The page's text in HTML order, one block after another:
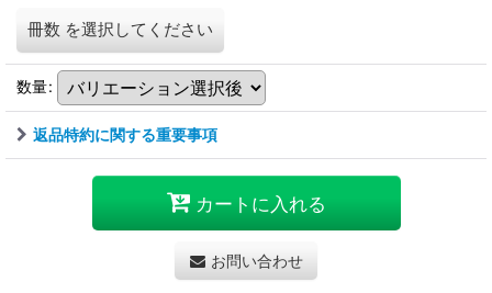
冊数 を選択してください
数量:
返品特約に関する重要事項
カートに入れる
お問い合わせ